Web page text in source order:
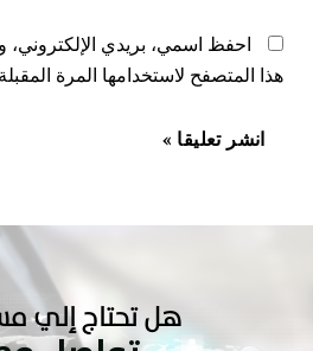
احفظ اسمي، بريدي الإلكتروني،
هذا المتصفح لاستخدامها المرة
هل تحتاج إلي